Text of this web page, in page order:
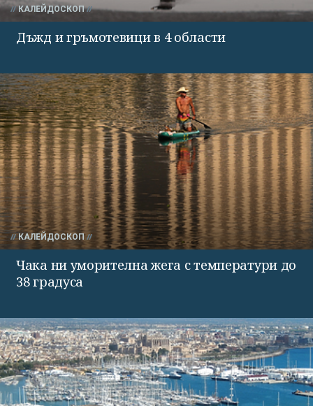
КАЛЕЙДОСКОП
Дъжд и гръмотевици в 4 области
КАЛЕЙДОСКОП
Чака ни уморителна жега с температури до
38 градуса